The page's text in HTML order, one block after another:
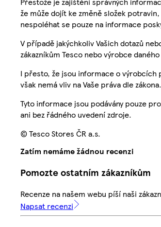
že může dojít ke změně složek
nespoléhat se pouze na informace
V případě jakýchkoliv Vašich dotazů
zákazníkům Tesco nebo výrobce
I přesto, že jsou informace o výrobcích
však nemá vliv na Vaše práva dle zákona.
Tyto informace jsou podávány pouze
ani bez řádného uvedení zdroje.
© Tesco Stores ČR a.s.
Zatím nemáme žádnou recenzi
Pomozte ostatním zákazníkům
Recenze na našem webu píší naši
Napsat recenzi